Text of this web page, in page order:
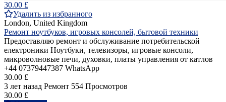
30.00 £
Удалить из избранного
London, United Kingdom
Ремонт ноутбуков, игровых консолей, бытовой техники
Предоставляю ремонт и обслуживание потребительской
електроники Ноутбуки, телевизоры, игровые консоли,
микроволновые печи, духовки, платы управления от катлов
+44 07379447387 WhatsApp
30.00 £
3 лет назад Ремонт 554 Просмотров
30.00 £